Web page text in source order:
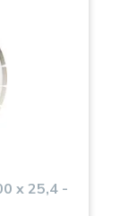
x 25,4 -